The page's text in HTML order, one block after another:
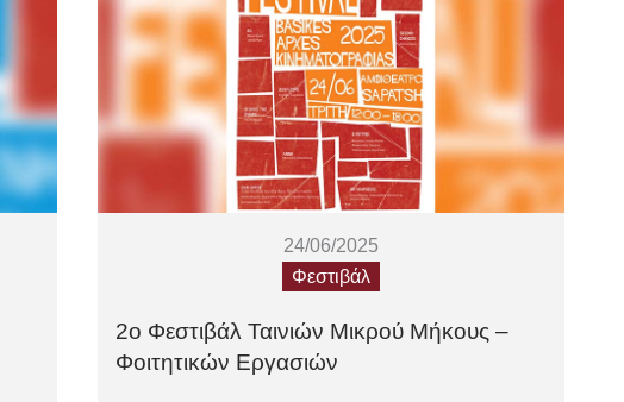
24/06/2025
Φεστιβάλ
2ο Φεστιβάλ Ταινιών Μικρού Μήκους –
Φοιτητικών Εργασιών